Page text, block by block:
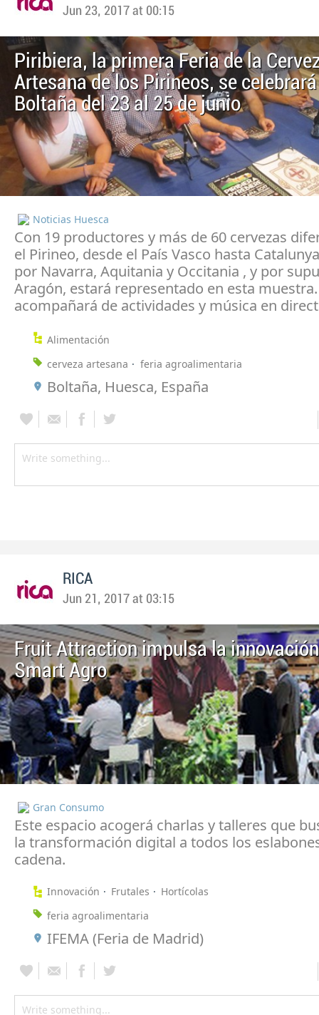
Jun 23, 2017 at 00:15
Piribiera, la primera Feria de la
Artesana de los Pirineos, se
Boltaña del 23 al 25 de junio
Noticias Huesca
Con 19 productores y más de 60 cervezas
el Pirineo, desde el País Vasco hasta
por Navarra, Aquitania y Occitania , y por
Aragón, estará representado en esta
acompañará de actividades y música en
Alimentación
cerveza artesana
feria agroalimentaria
Boltaña, Huesca, España
RICA
Jun 21, 2017 at 03:15
Fruit Attraction impulsa la
Smart Agro
Gran Consumo
Este espacio acogerá charlas y talleres que
la transformación digital a todos los
cadena.
Innovación Frutales
Hortícolas
feria agroalimentaria
IFEMA (Feria de Madrid)